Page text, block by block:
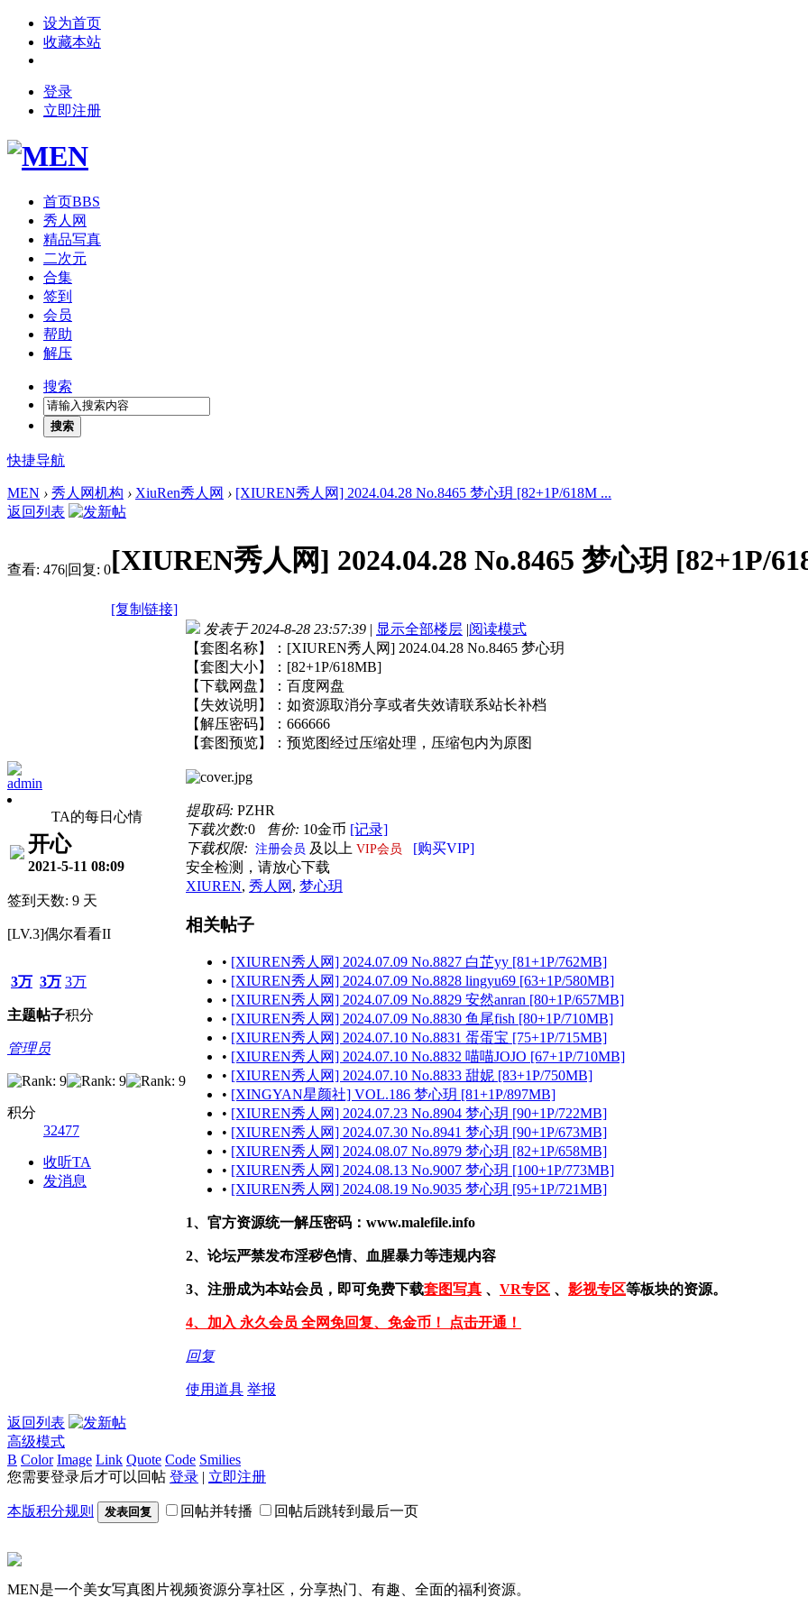
设为首页
收藏本站
登录
立即注册
首页BBS
秀人网
精品写真
二次元
合集
签到
会员
帮助
解压
搜索
搜索
快捷导航
MEN › 秀人网机构 › XiuRen秀人网 › [XIUREN秀人网] 2024.04.28 No.8465 梦心玥 [82+1P/618M ...
返回列表
查看: 476|回复: 0[XIUREN秀人网] 2024.04.28 No.8465 梦心玥 [82+1P/
[复制链接]
admin
TA的每日心情
开心
2021-5-11 08:09
签到天数: 9 天
[LV.3]偶尔看看II
3万
主题
3万
帖子
3万
积分
管理员
积分
32477
收听TA
发消息
发表于 2024-8-28 23:57:39 | 显示全部楼层 |阅读模式
【套图名称】：[XIUREN秀人网] 2024.04.28 No.8465 梦心玥
【套图大小】：[82+1P/618MB]
【下载网盘】：百度网盘
【失效说明】：如资源取消分享或者失效请联系站长补档
【解压密码】：666666
【套图预览】：预览图经过压缩处理，压缩包内为原图
提取码: PZHR
下载次数:0 售价: 10金币 [记录]
下载权限: 注册会员 及以上 VIP会员
[购买VIP]
安全检测，请放心下载
XIUREN, 秀人网 , 梦心玥
相关帖子
• [XIUREN秀人网] 2024.07.09 No.8827 白芷yy [81+1P/762MB]
• [XIUREN秀人网] 2024.07.09 No.8828 lingyu69 [63+1P/580MB]
• [XIUREN秀人网] 2024.07.09 No.8829 安然anran [80+1P/657MB]
• [XIUREN秀人网] 2024.07.09 No.8830 鱼尾fish [80+1P/710MB]
• [XIUREN秀人网] 2024.07.10 No.8831 蛋蛋宝 [75+1P/715MB]
• [XIUREN秀人网] 2024.07.10 No.8832 喵喵JOJO [67+1P/710MB]
• [XIUREN秀人网] 2024.07.10 No.8833 甜妮 [83+1P/750MB]
• [XINGYAN星颜社] VOL.186 梦心玥 [81+1P/897MB]
• [XIUREN秀人网] 2024.07.23 No.8904 梦心玥 [90+1P/722MB]
• [XIUREN秀人网] 2024.07.30 No.8941 梦心玥 [90+1P/673MB]
• [XIUREN秀人网] 2024.08.07 No.8979 梦心玥 [82+1P/658MB]
• [XIUREN秀人网] 2024.08.13 No.9007 梦心玥 [100+1P/773MB]
• [XIUREN秀人网] 2024.08.19 No.9035 梦心玥 [95+1P/721MB]
1、官方资源统一解压密码：www.malefile.info
2、论坛严禁发布淫秽色情、血腥暴力等违规内容
3、注册成为本站会员，即可免费下载套图写真 、 VR专区 、 影视专区等板块的资源。
4、加入 永久会员 全网免回复、免金币！ 点击开通！
回复
使用道具 举报
返回列表
高级模式
B Color Image Link Quote Code Smilies
您需要登录后才可以回帖 登录 | 立即注册
本版积分规则 发表回复 回帖并转播 回帖后跳转到最后一页
MEN是一个美女写真图片视频资源分享社区，分享热门、有趣、全面的福利资源。